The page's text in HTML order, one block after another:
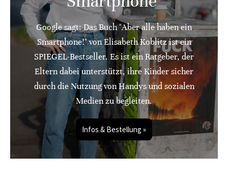
Google sagt: Das Buch "Aber alle haben ein
Smartphone!" von Elisabeth Koblitz ist ein
SPIEGEL-Bestseller. Es ist ein Ratgeber, der
Eltern dabei unterstützt, ihre Kinder sicher
durch die Nutzung von Handys und sozialen
Medien zu begleiten.
Infos & Bestellung »